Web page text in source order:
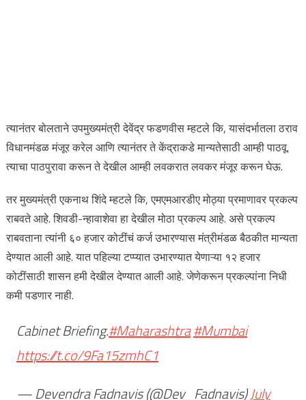
त्यानंतर बोलताने उपमुख्यमंत्री देवेंद्र फडणवीस म्हटले कि, यासंदर्भातला ठराव
विधानमंडळ मंजूर करेल आणि त्यानंतर ते केंद्राकडे मान्यतेसाठी आम्ही पाठवू.
त्याचा पाठपुरावा करून ते देखील आम्ही लवकरात लवकर मंजूर करून घेऊ.
तर मुख्यमंत्री एकनाथ शिंदे म्हटले कि, एमएमआरडीए मोठ्या प्रमाणावर प्रकल्प
राबवते आहे. शिवडी-न्हावाशेवा हा देखील मोठा प्रकल्प आहे. असे प्रकल्प
राबवताना त्यांनी ६० हजार कोटींचं कर्ज उभारण्यास मंत्रीमंडळ बैठकीत मान्यता
देण्यात आली आहे. यात पहिल्या टप्प्यात उभारण्यात येणाऱ्या १२ हजार
कोटींसाठी शासन हमी देखील देण्यात आली आहे. जेणेकरून प्रकल्पांना निधी
कमी पडणार नाही.
Cabinet Briefing.#Maharashtra#Mumbai
https://t.co/9Fa15zmhC1
— Devendra Fadnavis (@Dev_Fadnavis)July